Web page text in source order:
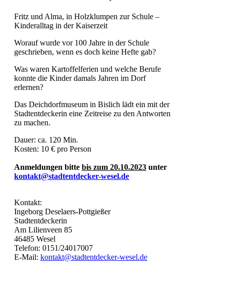
Fritz und Alma, in Holzklumpen zur Schule –
Kinderalltag in der Kaiserzeit
Worauf wurde vor 100 Jahre in der Schule
geschrieben, wenn es doch keine Hefte gab?
Was waren Kartoffelferien und welche Berufe
konnte die Kinder damals Jahren im Dorf
erlernen?
Das Deichdorfmuseum in Bislich lädt ein mit der
Stadtentdeckerin eine Zeitreise zu den Antworten
zu machen.
Dauer: ca. 120 Min.
Kosten: 10 € pro Person
Anmeldungen bitte bis zum 20.10.2023 unter
kontakt@stadtentdecker-wesel.de
Kontakt:
Ingeborg Deselaers-Pottgießer
Stadtentdeckerin
Am Lilienveen 85
46485 Wesel
Telefon: 0151/24017007
E-Mail: kontakt@stadtentdecker-wesel.de